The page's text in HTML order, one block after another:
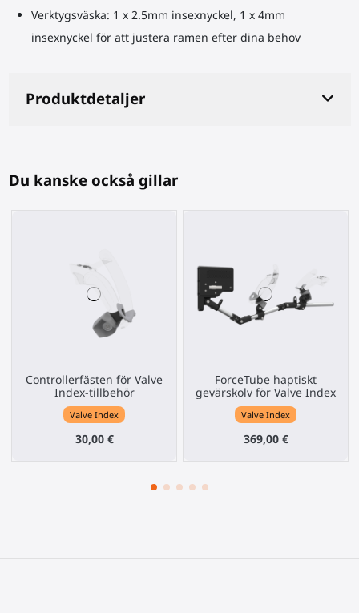
Verktygsväska: 1 x 2.5mm insexnyckel, 1 x 4mm
insexnyckel för att justera ramen efter dina behov
Produktdetaljer
Du kanske också gillar
Controllerfästen för Valve
Index-tillbehör
Valve Index
30,00 €
ForceTube haptiskt
gevärskolv för Valve Index
Valve Index
369,00 €